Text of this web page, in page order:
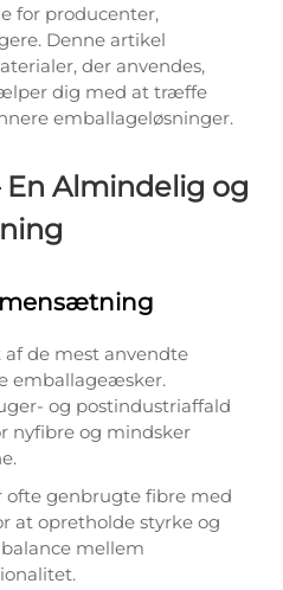
for producenter,
Denne artikel
der anvendes,
dig med at træffe
emballageløsninger.
Almindelig og
de mest anvendte
emballageæsker.
og postindustriaffald
nyfibre og mindsker
genbrugte fibre med
at opretholde styrke og
mellem